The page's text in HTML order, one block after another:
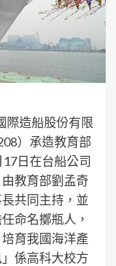
際造船股份有限
）承造教育部
日在台船公司
教育部劉孟奇
共同主持，並
命名擲瓶人，
育我國海洋產
係高科大校方